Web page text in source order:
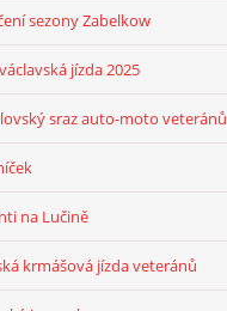
sezony Zabelkow
jízda 2025
sraz auto-moto veteránů
na Lučině
krmášová jízda veteránů